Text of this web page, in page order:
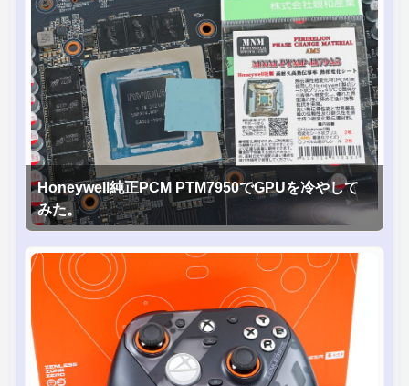
Honeywell純正PCM PTM7950でGPUを冷やして
みた。